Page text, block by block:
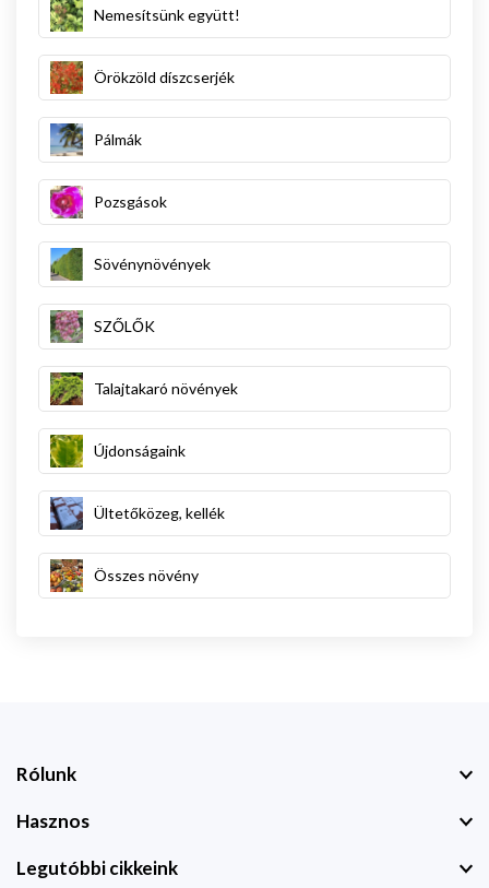
Nemesítsünk együtt!
Örökzöld díszcserjék
Pálmák
Pozsgások
Sövénynövények
SZŐLŐK
Talajtakaró növények
Újdonságaink
Ültetőközeg, kellék
Összes növény
Rólunk
Hasznos
Legutóbbi cikkeink